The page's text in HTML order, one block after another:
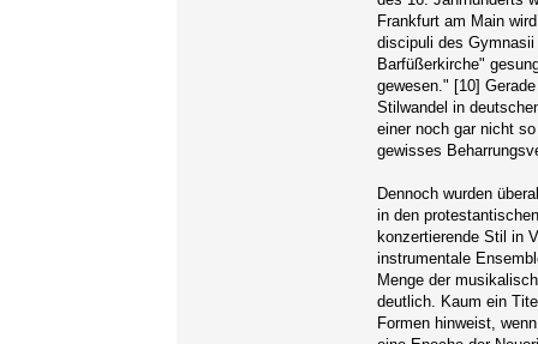
Frankfurt am Main
discipuli des
Barfüßerkirche"
gewesen." [10]
Stilwandel in
einer noch gar nicht
gewisses
Dennoch wurden
in den
konzertierende Stil in
instrumentale
Menge der
deutlich. Kaum ein
Formen hinweist,